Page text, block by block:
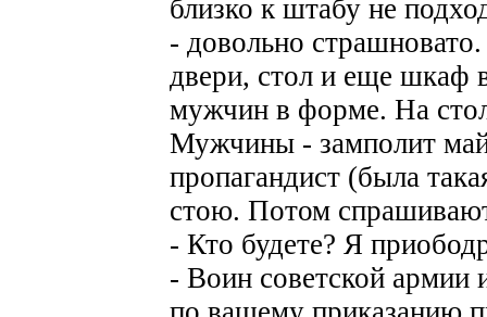
близко к штабу не
- довольно
двери, стол и еще шкаф
мужчин в форме. На
Мужчины - замполит
пропагандист (была
стою. Потом
- Кто будете? Я
- Воин советской армии